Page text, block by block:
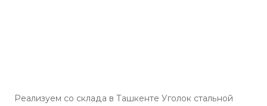
Реализуем со склада в Ташкенте Уголок стальной